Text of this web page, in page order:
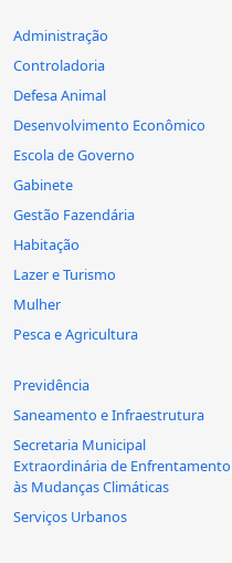
Administração
Controladoria
Defesa Animal
Desenvolvimento Econômico
Escola de Governo
Gabinete
Gestão Fazendária
Habitação
Lazer e Turismo
Mulher
Pesca e Agricultura
Previdência
Saneamento e Infraestrutura
Secretaria Municipal
Extraordinária de Enfrentamento
às Mudanças Climáticas
Serviços Urbanos